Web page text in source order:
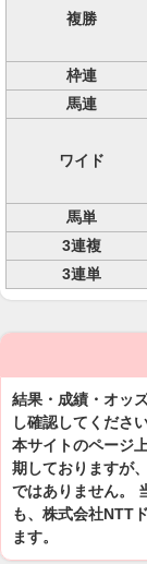
複勝
枠連
馬連
ワイド
馬単
3連複
3連単
結果・成績・オッ
し確認してください
本サイトのページ
期しておりますが
ではありません。
も、株式会社NTT
ます。